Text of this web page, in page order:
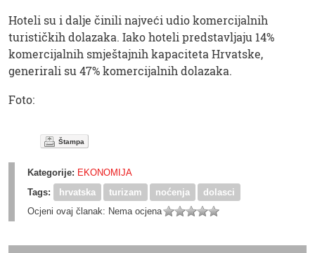
Hoteli su i dalje činili najveći udio komercijalnih
turističkih dolazaka. Iako hoteli predstavljaju 14%
komercijalnih smještajnih kapaciteta Hrvatske,
generirali su 47% komercijalnih dolazaka.
Foto:
Štampa
Kategorije: EKONOMIJA
Tags:
hrvatska turizam noćenja
dolasci
Ocjeni ovaj članak: Nema ocjena